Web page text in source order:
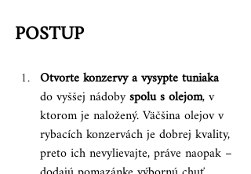
POSTUP
Otvorte konzervy a vysypte tuniaka
do vyššej nádoby spolu s olejom, v
ktorom je naložený. Väčšina olejov v
rybacích konzervách je dobrej kvality,
preto ich nevylievajte, práve naopak –